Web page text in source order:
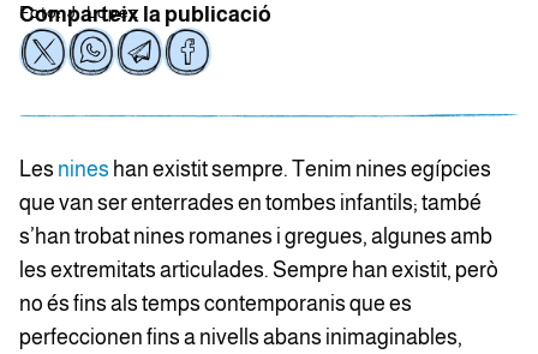
Foto: J. Lopez
Comparteix la publicació
Les nines han existit sempre. Tenim nines egípcies
que van ser enterrades en tombes infantils; també
s’han trobat nines romanes i gregues, algunes amb
les extremitats articulades. Sempre han existit, però
no és fins als temps contemporanis que es
perfeccionen fins a nivells abans inimaginables,